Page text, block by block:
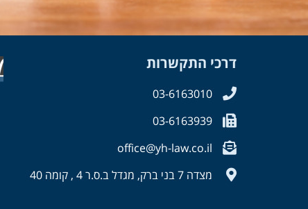
דרכי התקשרות
03-6163010
03-6163939
office@yh-law.co.il
מצדה 7 בני ברק, מגדל ב.ס.ר 4 , קומה 40